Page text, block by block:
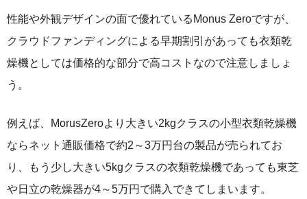
性能や外観デザインの面で優れているMonus Zeroですが、
クラウドファンディングによる早期割引があっても衣類乾
燥機としては価格的な部分で高コストなので注意しましょ
う。
例えば、MorusZeroより大きい2kgクラスの小型衣類乾燥機
ならネット通販価格で約2～3万円台の製品が売られてお
り、もう少し大きい5kgクラスの衣類乾燥機であっても東芝
や日立の乾燥器が4～5万円で購入できてしまいます。